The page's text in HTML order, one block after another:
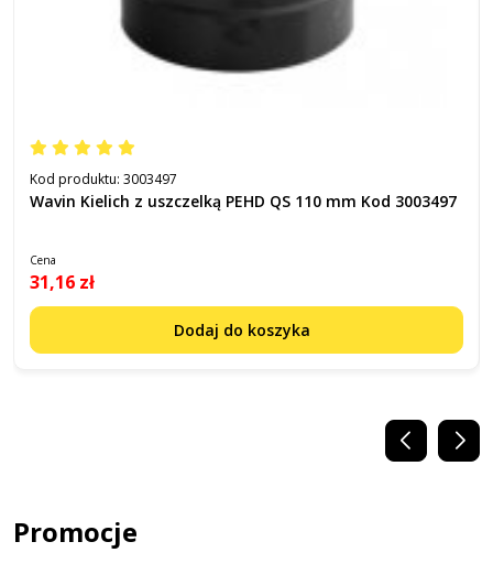
Kod produktu: 3003497
Wavin Kielich z uszczelką PEHD QS 110 mm Kod 3003497
Cena
31,16 zł
Dodaj do koszyka
Promocje